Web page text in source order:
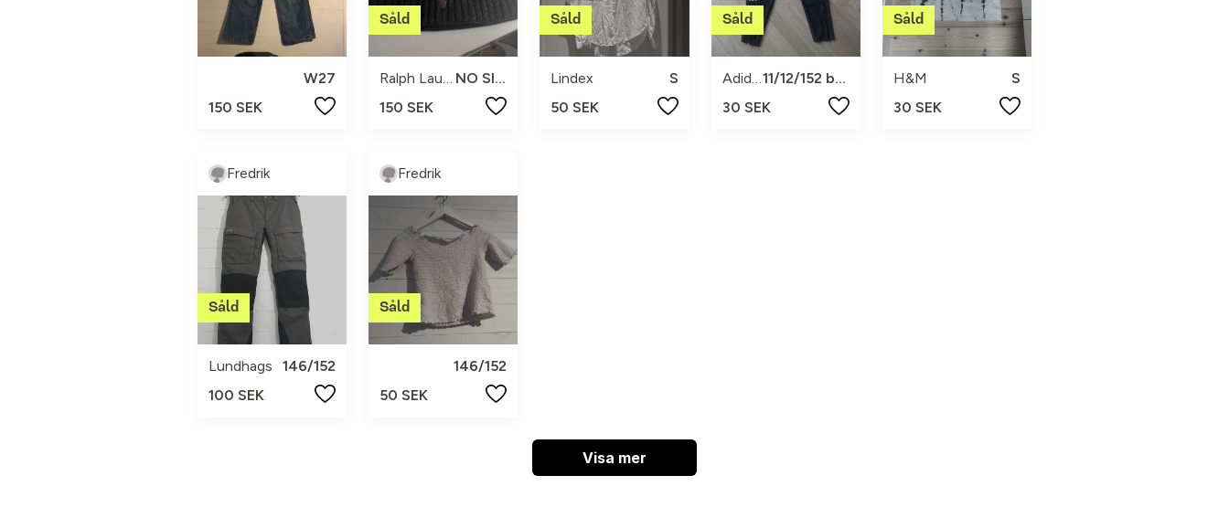
W27
150 SEK
Ralph Lauren
NO SIZE
150 SEK
Lindex
S
50 SEK
Adidas
11/12/152 barn
30 SEK
H&M
S
30 SEK
Fredrik
Lundhags
146/152
100 SEK
Fredrik
146/152
50 SEK
Visa mer